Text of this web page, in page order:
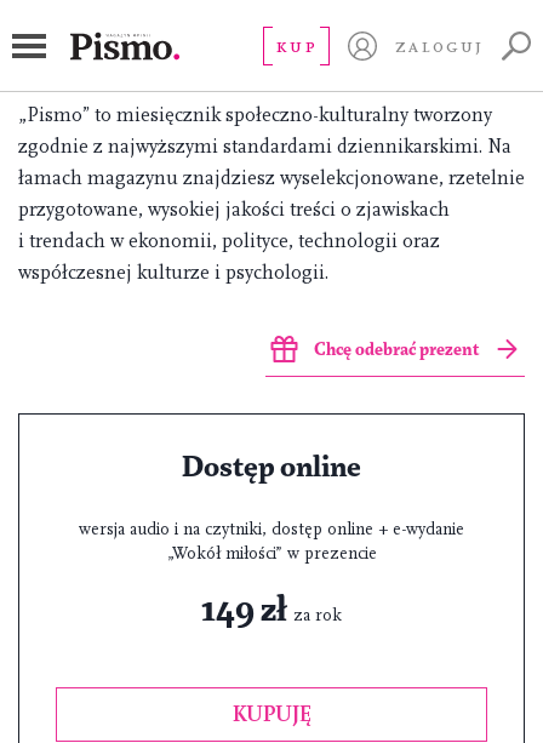
KUP ZALOGUJ
Pismo. Magazyn Opinii – zrozum
rzeczywistość, w której żyjesz.
„Pismo” to miesięcznik społeczno-kulturalny tworzony
zgodnie z najwyższymi standardami dziennikarskimi. Na
łamach magazynu znajdziesz wyselekcjonowane, rzetelnie
przygotowane, wysokiej jakości treści o zjawiskach
i trendach w ekonomii, polityce, technologii oraz
współczesnej kulturze i psychologii.
Chcę odebrać prezent
Dostęp online
wersja audio i na czytniki, dostęp online + e-wydanie
„Wokół miłości” w prezencie
149 zł za rok
KUPUJĘ